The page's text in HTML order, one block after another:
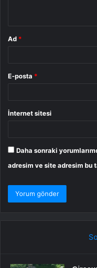
Ad *
E-posta *
İnternet sitesi
Daha sonraki
adresim ve site adresim bu